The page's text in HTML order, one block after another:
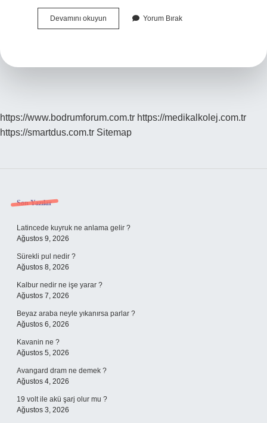
Devamını okuyun
Gecesi
Yorum Bırak
https://www.bodrumforum.com.tr https://medikalkolej.com.tr
https://smartdus.com.tr Sitemap
Sidebar
Son Yazılar
Latincede kuyruk ne anlama gelir ?
Ağustos 9, 2026
Sürekli pul nedir ?
Ağustos 8, 2026
Kalbur nedir ne işe yarar ?
Ağustos 7, 2026
Beyaz araba neyle yıkanırsa parlar ?
Ağustos 6, 2026
Kavanin ne ?
Ağustos 5, 2026
Avangard dram ne demek ?
Ağustos 4, 2026
19 volt ile akü şarj olur mu ?
Ağustos 3, 2026